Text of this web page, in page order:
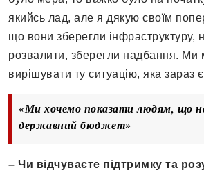
якийсь лад, але я дякую своїм
що вони зберегли інфраструктуру,
розвалити, зберегли надбання. Ми
вирішувати ту ситуацію, яка зараз
«Ми хочемо показати людям, що
державний бюджет»
– Чи відчуваєте підтримку та